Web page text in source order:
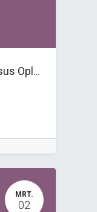
Nagelstyling Gelnagels Cursus Opleiding (4 dagen)
MRT.
02